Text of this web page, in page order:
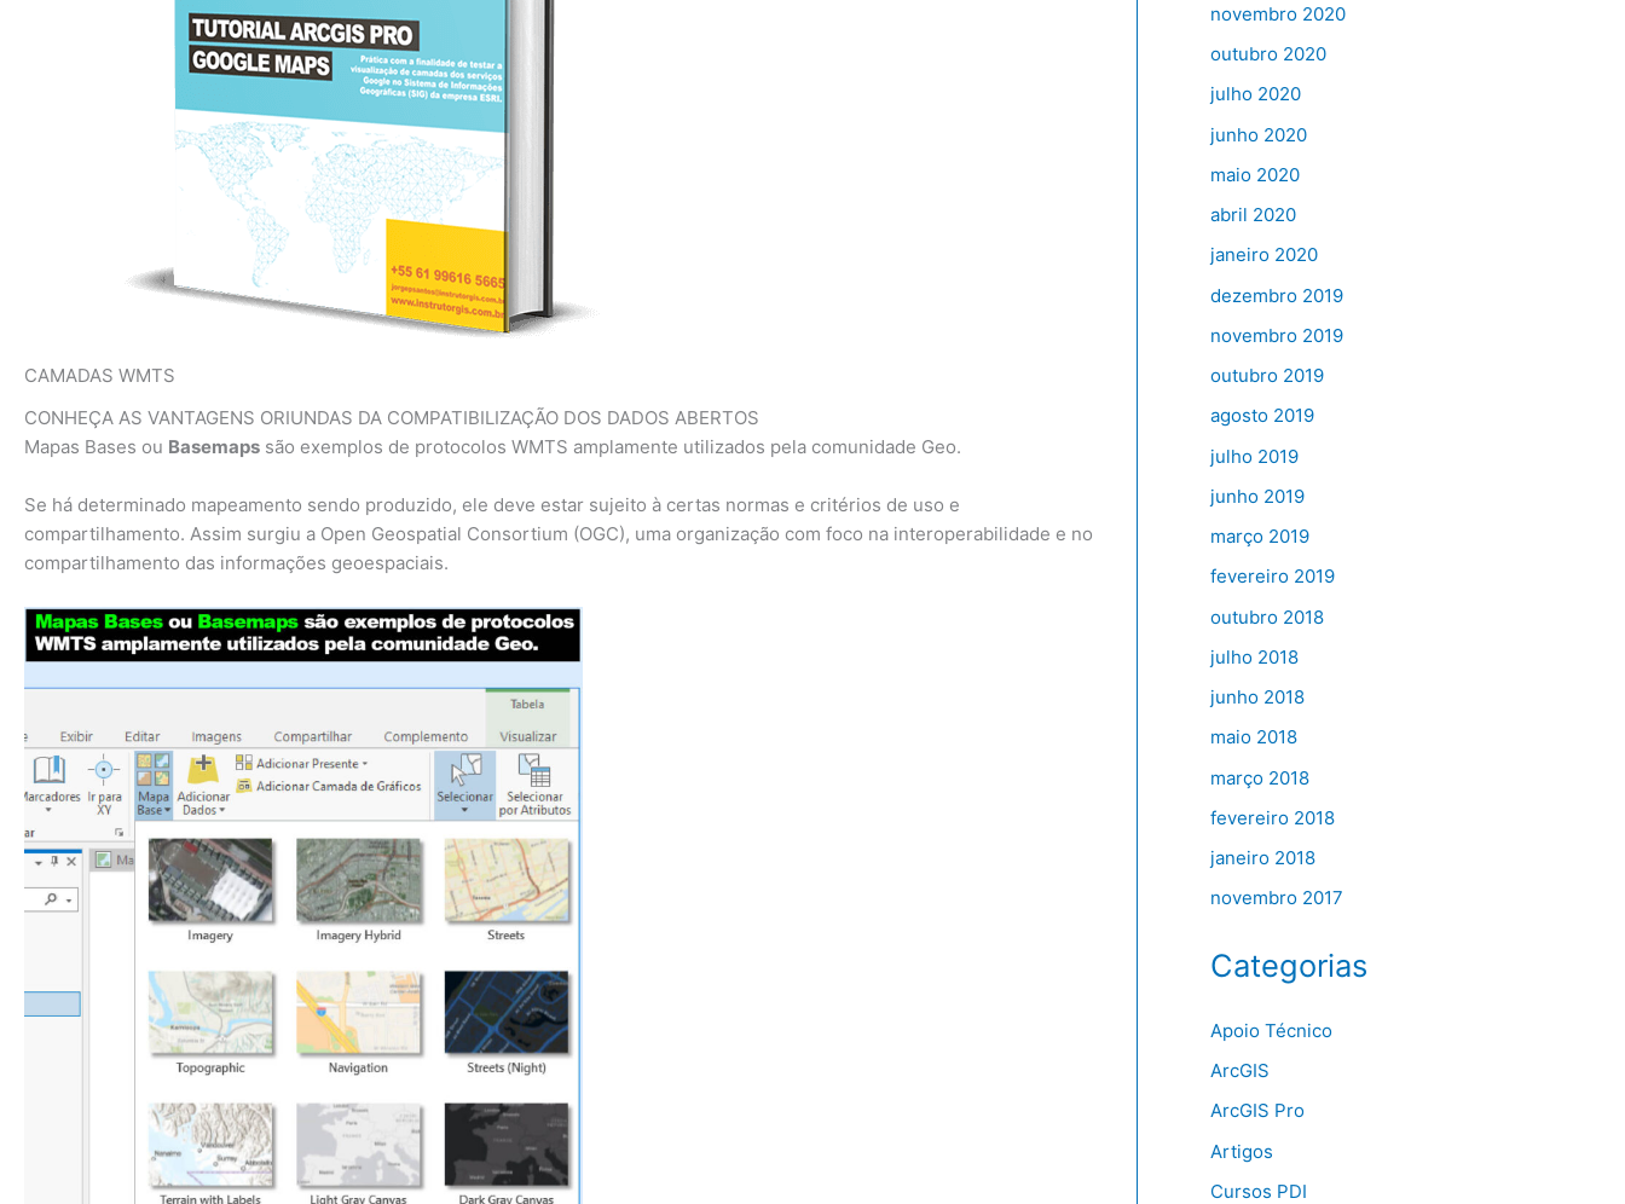
CAMADAS WMTS
CONHEÇA AS VANTAGENS ORIUNDAS DA COMPATIBILIZAÇÃO DOS DADOS ABERTOS
Mapas Bases ou Basemaps são exemplos de protocolos WMTS amplamente utilizados pela comunidade Geo.
Se há determinado mapeamento sendo produzido, ele deve estar sujeito à certas normas e critérios de uso e
compartilhamento. Assim surgiu a Open Geospatial Consortium (OGC), uma organização com foco na interoperabilidade e no
compartilhamento das informações geoespaciais.
novembro 2020
outubro 2020
julho 2020
junho 2020
maio 2020
abril 2020
janeiro 2020
dezembro 2019
novembro 2019
outubro 2019
agosto 2019
julho 2019
junho 2019
março 2019
fevereiro 2019
outubro 2018
julho 2018
junho 2018
maio 2018
março 2018
fevereiro 2018
janeiro 2018
novembro 2017
Categorias
Apoio Técnico
ArcGIS
ArcGIS Pro
Artigos
Cursos PDI